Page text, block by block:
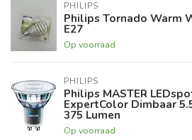
PHILIPS
Philips Tornado Warm
E27
Op voorraad
PHILIPS
Philips MASTER
ExpertColor Dimbaar
375 Lumen
Op voorraad